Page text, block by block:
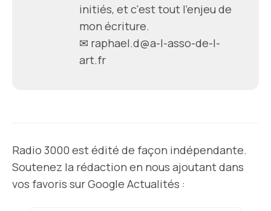
initiés, et c'est tout l'enjeu de
mon écriture.
✉ raphael.d@a-l-asso-de-l-
art.fr
Radio 3000 est édité de façon indépendante.
Soutenez la rédaction en nous ajoutant dans
vos favoris sur Google Actualités :